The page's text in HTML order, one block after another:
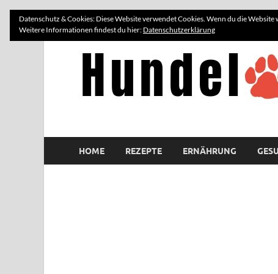
HOME REZEPTE ERNÄHRUNG
Datenschutz & Cookies: Diese Website verwendet Cookies. Wenn du die
Weitere Informationen findest du hier: Datenschutzerklärung